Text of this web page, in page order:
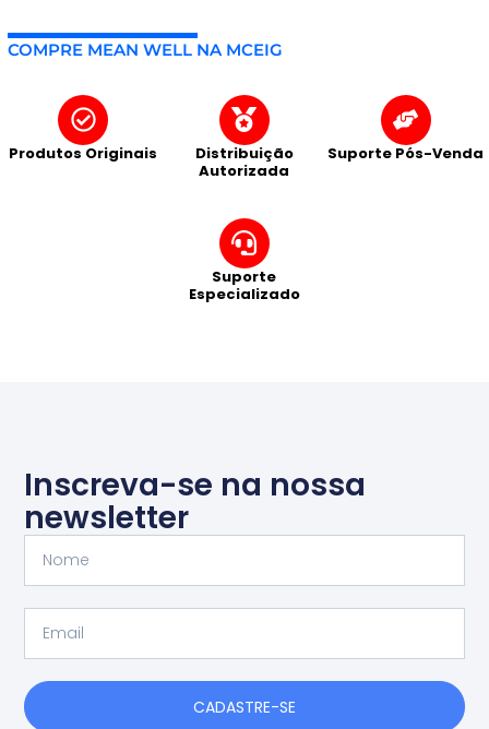
COMPRE MEAN WELL NA MCEIG
Produtos Originais
Distribuição
Autorizada
Suporte Pós-Venda
Suporte
Especializado
Inscreva-se na nossa
newsletter
CADASTRE-SE